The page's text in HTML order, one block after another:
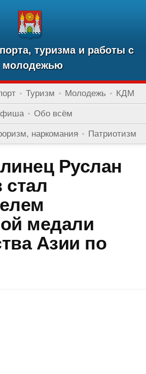
туризма и работы с
молодежью
Туризм Молодежь КДМ
Обо всём
наркомания Патриотизм
Руслан
стал
медали
Азии по